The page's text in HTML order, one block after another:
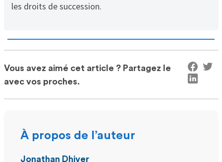
les droits de succession.
Vous avez aimé cet article ? Partagez le
avec vos proches.
À propos de l’auteur
Jonathan Dhiver